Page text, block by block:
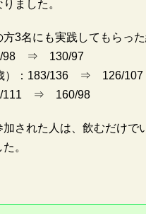
ました。
3名にも実践してもらった
98 ⇒ 130/97
歳）：183/136 ⇒ 126/107
111 ⇒ 160/98
加された人は、飲むだけで
。